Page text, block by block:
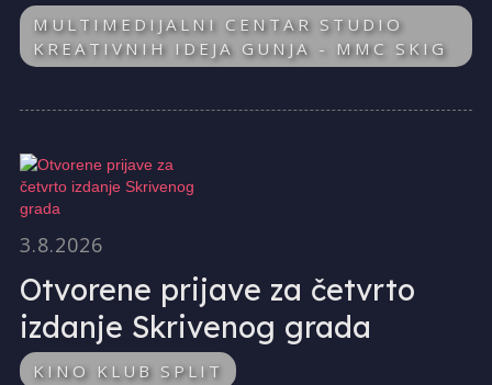
MULTIMEDIJALNI CENTAR STUDIO
KREATIVNIH IDEJA GUNJA - MMC SKIG
3.8.2026
Otvorene prijave za četvrto
izdanje Skrivenog grada
KINO KLUB SPLIT